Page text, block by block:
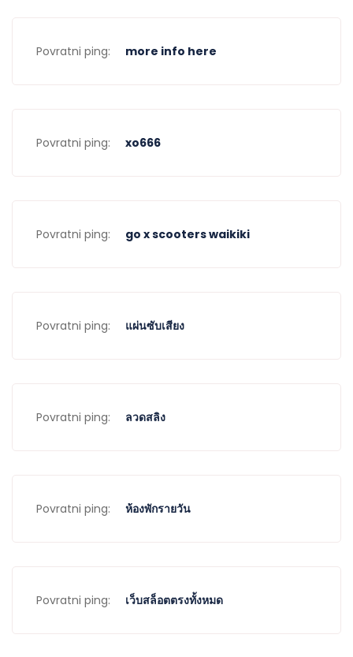
Povratni ping: more info here
Povratni ping: xo666
Povratni ping: go x scooters waikiki
Povratni ping: แผ่นซับเสียง
Povratni ping: ลวดสลิง
Povratni ping: ห้องพักรายวัน
Povratni ping: เว็บสล็อตตรงทั้งหมด